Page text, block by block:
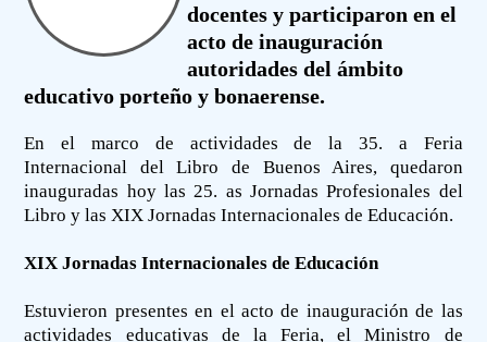
docentes y participaron en el
acto de inauguración
autoridades del ámbito
educativo porteño y bonaerense.
En el marco de actividades de la 35. a Feria
Internacional del Libro de Buenos Aires, quedaron
inauguradas hoy las 25. as Jornadas Profesionales del
Libro y las XIX Jornadas Internacionales de Educación.
XIX Jornadas Internacionales de Educación
Estuvieron presentes en el acto de inauguración de las
actividades educativas de la Feria, el Ministro de